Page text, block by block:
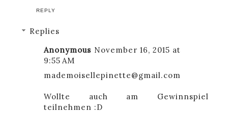
REPLY
Replies
Anonymous November 16, 2015 at
9:55 AM
mademoisellepinette@gmail.com
Wollte auch am Gewinnspiel
teilnehmen :D